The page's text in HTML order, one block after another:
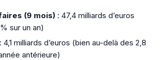
(9 mois) : 47,4 milliards d’euros
sur un an)
: 4,1 milliards d’euros (bien au-delà des 2,8
antérieure)